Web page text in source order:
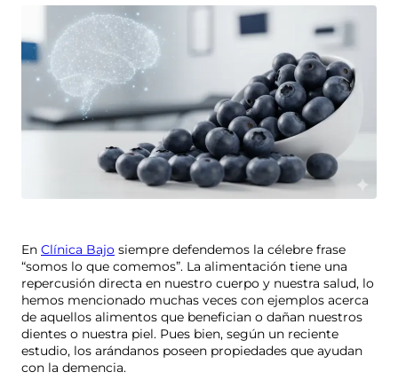
En Clínica Bajo siempre defendemos la célebre frase
“somos lo que comemos”. La alimentación tiene una
repercusión directa en nuestro cuerpo y nuestra salud, lo
hemos mencionado muchas veces con ejemplos acerca
de aquellos alimentos que benefician o dañan nuestros
dientes o nuestra piel. Pues bien, según un reciente
estudio, los arándanos poseen propiedades que ayudan
con la demencia.